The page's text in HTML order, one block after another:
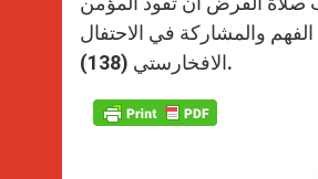
والمشاركة في الاحتفال
الافخارستي (138).